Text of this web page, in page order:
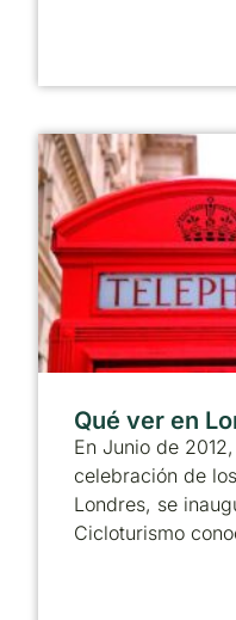
Qué ver en
En Junio de
celebración de
Londres, se
Cicloturismo